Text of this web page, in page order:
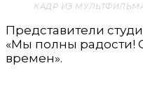
КАДР ИЗ
Представители
«Мы полны радости!
времен».